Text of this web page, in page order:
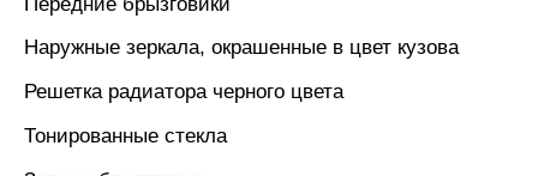
Наружные зеркала, окрашенные в цвет кузова
Решетка радиатора черного цвета
Тонированные стекла